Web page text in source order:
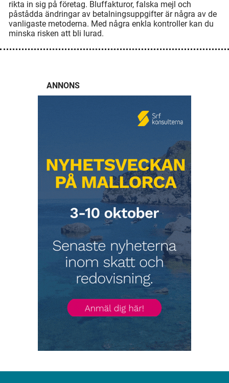
rikta in sig på företag. Bluffakturor, falska mejl och
påstådda ändringar av betalningsuppgifter är några av de
vanligaste metoderna. Med några enkla kontroller kan du
minska risken att bli lurad.
ANNONS